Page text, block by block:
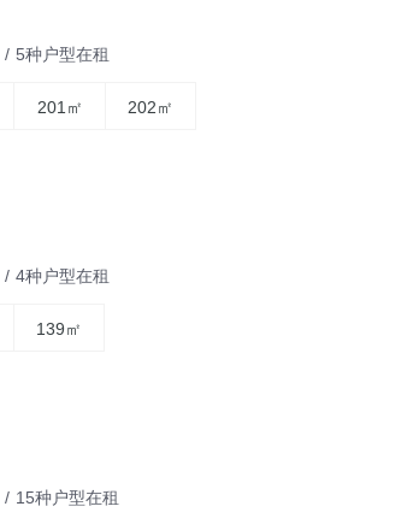
/ 5种户型在租
201㎡ 202㎡
/ 4种户型在租
139㎡
/ 15种户型在租